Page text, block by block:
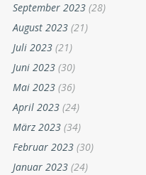
September 2023 (28)
August 2023 (21)
Juli 2023 (21)
Juni 2023 (30)
Mai 2023 (36)
April 2023 (24)
März 2023 (34)
Februar 2023 (30)
Januar 2023 (24)